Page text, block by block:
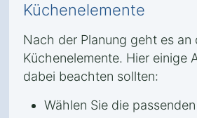
Küchenelemente
Nach der Planung geht es an
Küchenelemente. Hier einige
dabei beachten sollten:
Wählen Sie die